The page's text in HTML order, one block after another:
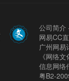
公司简介
网易CC
广州网
《网络
信息网络
粤B2-